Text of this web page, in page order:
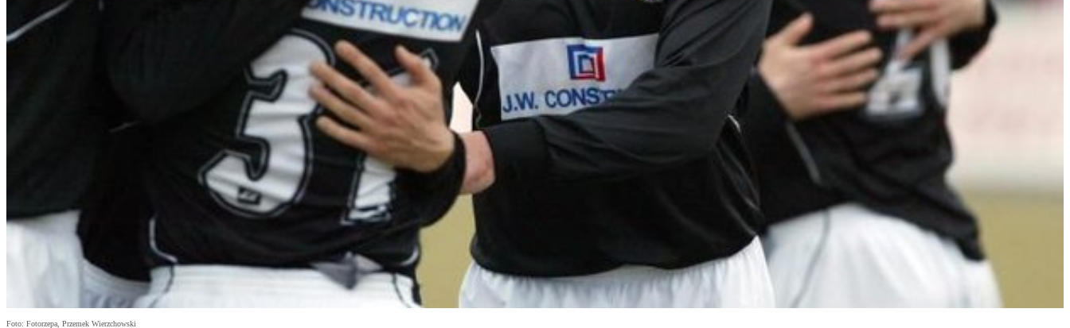
Foto: Fotorzepa, Przemek Wierzchowski